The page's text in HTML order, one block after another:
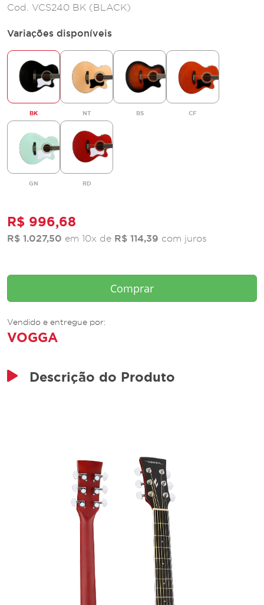
Cod. VCS240 BK (BLACK)
Variações disponíveis
BK NT BS CF
GN RD
R$ 996,68
R$ 1.027,50 em 10x de R$ 114,39 com juros
Vendido e entregue por:
VOGGA
Comprar
Descrição do Produto